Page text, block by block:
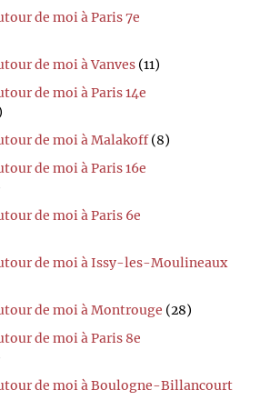
de moi à Paris 7e
de moi à Vanves (11)
de moi à Paris 14e
de moi à Malakoff(8)
de moi à Paris 16e
de moi à Paris 6e
de moi à Issy-les-Moulineaux
de moi à Montrouge (28)
de moi à Paris 8e
de moi à Boulogne-Billancourt